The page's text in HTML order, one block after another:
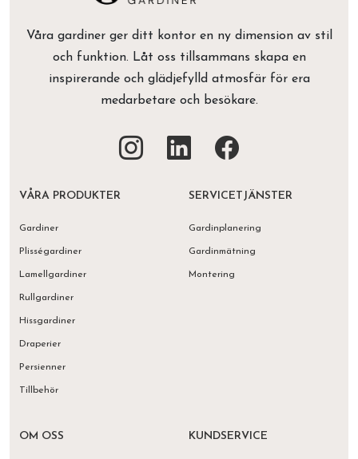
Våra gardiner ger ditt kontor en ny dimension av stil
och funktion. Låt oss tillsammans skapa en
inspirerande och glädjefylld atmosfär för era
medarbetare och besökare.
VÅRA PRODUKTER
Gardiner
Plisségardiner
Lamellgardiner
Rullgardiner
Hissgardiner
Draperier
Persienner
Tillbehör
SERVICETJÄNSTER
Gardinplanering
Gardinmätning
Montering
OM OSS KUNDSERVICE